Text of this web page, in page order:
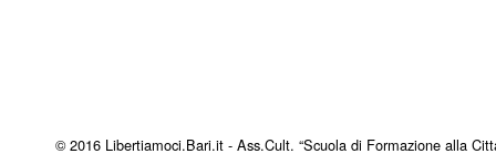
© 2016 Libertiamoci.Bari.it - Ass.Cult. “Scuola di Formazione alla